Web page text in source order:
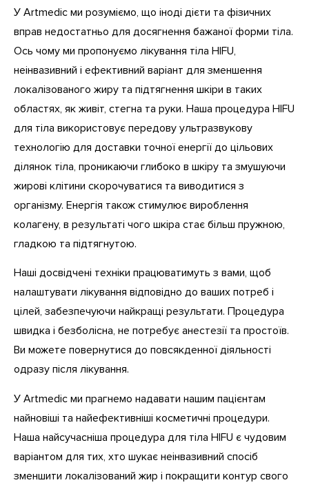
У Artmedic ми розуміємо, що іноді дієти та фізичних
вправ недостатньо для досягнення бажаної форми тіла.
Ось чому ми пропонуємо лікування тіла HIFU,
неінвазивний і ефективний варіант для зменшення
локалізованого жиру та підтягнення шкіри в таких
областях, як живіт, стегна та руки. Наша процедура HIFU
для тіла використовує передову ультразвукову
технологію для доставки точної енергії до цільових
ділянок тіла, проникаючи глибоко в шкіру та змушуючи
жирові клітини скорочуватися та виводитися з
організму. Енергія також стимулює вироблення
колагену, в результаті чого шкіра стає більш пружною,
гладкою та підтягнутою.
Наші досвідчені техніки працюватимуть з вами, щоб
налаштувати лікування відповідно до ваших потреб і
цілей, забезпечуючи найкращі результати. Процедура
швидка і безболісна, не потребує анестезії та простоїв.
Ви можете повернутися до повсякденної діяльності
одразу після лікування.
У Artmedic ми прагнемо надавати нашим пацієнтам
найновіші та найефективніші косметичні процедури.
Наша найсучасніша процедура для тіла HIFU є чудовим
варіантом для тих, хто шукає неінвазивний спосіб
зменшити локалізований жир і покращити контур свого